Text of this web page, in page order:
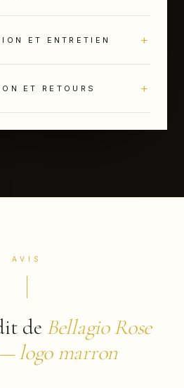
ET ENTRETIEN +
ET RETOURS +
AVIS
de Bellagio Rose
logo marron